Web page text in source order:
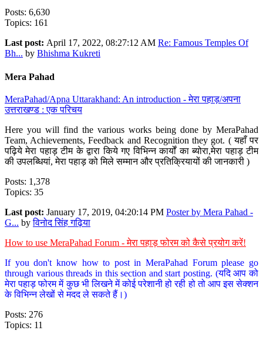
Posts: 6,630
Topics: 161
Last post: April 17, 2022, 08:27:12 AM Re: Famous Temples Of
Bh... by Bhishma Kukreti
Mera Pahad
MeraPahad/Apna Uttarakhand: An introduction - मेरा पहाड़/अपना
उत्तराखण्ड : एक परिचय
Here you will find the various works being done by MeraPahad
Team, Achievements, Feedback and Recognition they got. ( यहाँ पर
पढ़िये मेरा पहाड़ टीम के द्वारा किये गए विभिन्न कार्यों का ब्योरा,मेरा पहाड़ टीम
की उपलब्धियां, मेरा पहाड़ को मिले सम्मान और प्रतिक्रियायों की जानकारी )
Posts: 1,378
Topics: 35
Last post: January 17, 2019, 04:20:14 PM Poster by Mera Pahad -
G... byविनोद सिंह गढ़िया
How to use MeraPahad Forum - मेरा पहाड़ फोरम को कैसे प्रयोग करें!
If you don't know how to post in MeraPahad Forum please go
through various threads in this section and start posting. (यदि आप को
मेरा पहाड़ फोरम में कुछ भी लिखने में कोई परेशानी हो रही हो तो आप इस सेक्शन
के विभिन्न लेखों से मदद ले सकते हैं।)
Posts: 276
Topics: 11